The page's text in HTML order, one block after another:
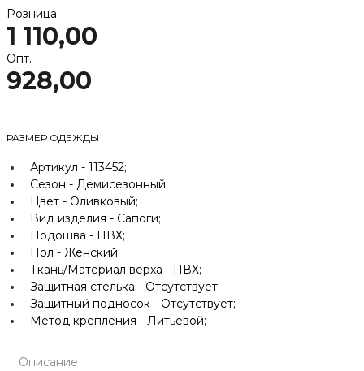
Розница
1 110,00
Опт.
928,00
РАЗМЕР ОДЕЖДЫ
Артикул - 113452;
Сезон - Демисезонный;
Цвет - Оливковый;
Вид изделия - Сапоги;
Подошва - ПВХ;
Пол - Женский;
Ткань/Материал верха - ПВХ;
Защитная стелька - Отсутствует;
Защитный подносок - Отсутствует;
Метод крепления - Литьевой;
Описание